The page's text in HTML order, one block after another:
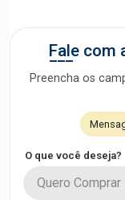
Fale com
Preencha os
O que você deseja?
Quero Comprar